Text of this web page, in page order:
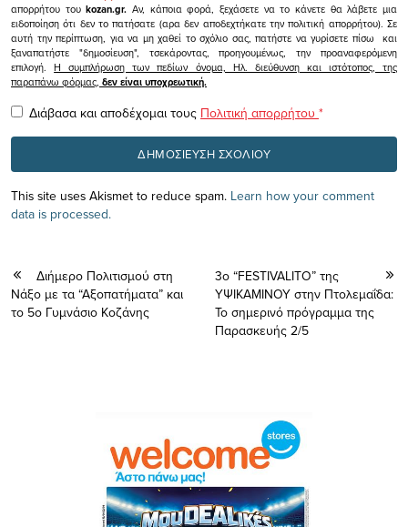
απορρήτου τουkozan.gr. Αν, κάποια φορά, ξεχάσετε να το κάνετε θα λάβετε μια
ειδοποίηση ότι δεν το πατήσατε (αρα δεν αποδεχτήκατε την πολιτική απορρήτου). Σε
αυτή την περίπτωση, για να μη χαθεί το σχόλιο σας, πατήστε να γυρίσετε πίσω και
ξαναπατήστε "δημοσίευση", τσεκάροντας, προηγουμένως, την προαναφερόμενη
επιλογή.Η συμπλήρωση των πεδίων όνομα, Ηλ. διεύθυνση και ιστότοπος, της
παραπάνω φόρμας, δεν είναι υποχρεωτική.
Διάβασα και αποδέχομαι τους Πολιτική απορρήτου *
This site uses Akismet to reduce spam. Learn how your comment
data is processed.
Διήμερο Πολιτισμού στη
Νάξο με τα “Αξοπατήματα” και
το 5ο Γυμνάσιο Κοζάνης
3ο “FESTIVALITO” της
ΥΨΙΚΑΜΙΝΟΥ στην Πτολεμαΐδα:
Το σημερινό πρόγραμμα της
Παρασκευής 2/5